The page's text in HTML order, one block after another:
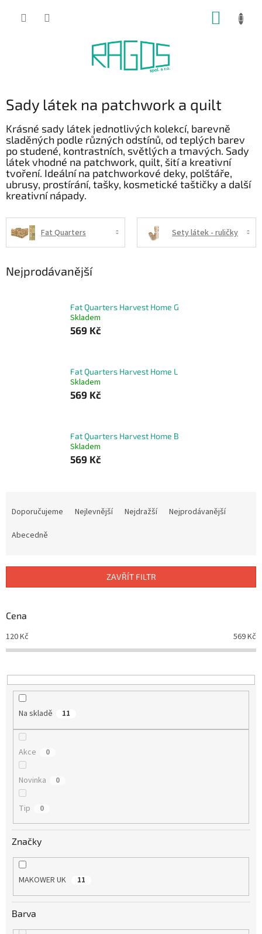
Sady látek na patchwork a quilt
Krásné sady látek jednotlivých kolekcí, barevně
sladěných podle různých odstínů, od teplých barev
po studené, kontrastních, světlých a tmavých. Sady
látek vhodné na patchwork, quilt, šití a kreativní
tvoření. Ideální na patchworkové deky, polštáře,
ubrusy, prostírání, tašky, kosmetické taštičky a další
kreativní nápady.
Fat Quarters Sety látek - ruličky
Nejprodávanější
Fat Quarters Harvest Home G
Skladem
569 Kč
Fat Quarters Harvest Home L
Skladem
569 Kč
Fat Quarters Harvest Home B
Skladem
569 Kč
r
d
k
t
Doporučujeme Nejlevnější Nejdražší
Nejprodávanější
Abecedně
ZAVŘÍT FILTR
Cena
120Kč 569Kč
Na skladě 11
Akce 0
Novinka 0
Tip 0
Značky
MAKOWER UK 11
Barva